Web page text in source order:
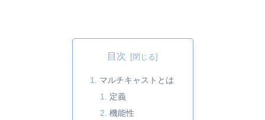
目次
マルチキャストとは
定義
機能性